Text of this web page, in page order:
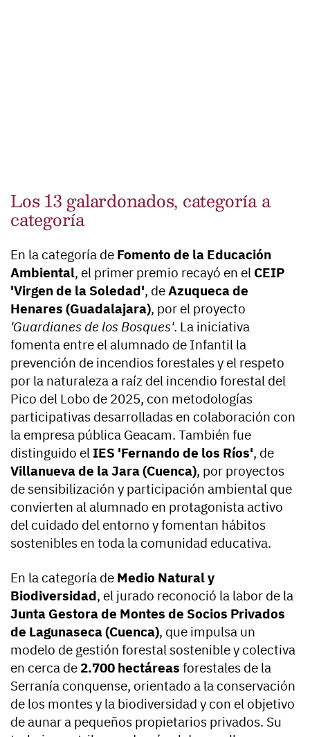
Los 13 galardonados, categoría a
categoría
En la categoría de Fomento de la Educación
Ambiental, el primer premio recayó en el CEIP
'Virgen de la Soledad', deAzuqueca de
Henares (Guadalajara), por el proyecto
'Guardianes de los Bosques'. La iniciativa
fomenta entre el alumnado de Infantil la
prevención de incendios forestales y el respeto
por la naturaleza a raíz del incendio forestal del
Pico del Lobo de 2025, con metodologías
participativas desarrolladas en colaboración con
la empresa pública Geacam. También fue
distinguido el IES 'Fernando de los Ríos', de
Villanueva de la Jara (Cuenca), por proyectos
de sensibilización y participación ambiental que
convierten al alumnado en protagonista activo
del cuidado del entorno y fomentan hábitos
sostenibles en toda la comunidad educativa.
En la categoría de Medio Natural y
Biodiversidad, el jurado reconoció la labor de la
Junta Gestora de Montes de Socios Privados
de Lagunaseca (Cuenca), que impulsa un
modelo de gestión forestal sostenible y colectiva
en cerca de 2.700 hectáreas forestales de la
Serranía conquense, orientado a la conservación
de los montes y la biodiversidad y con el objetivo
de aunar a pequeños propietarios privados. Su